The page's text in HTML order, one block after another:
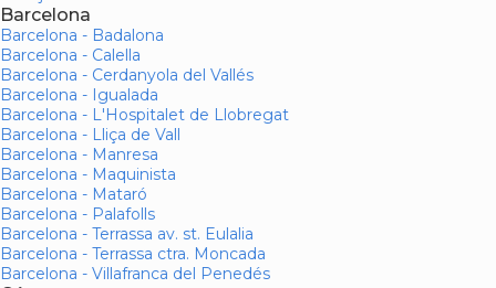
Barcelona
Barcelona - Badalona
Barcelona - Calella
Barcelona - Cerdanyola del Vallés
Barcelona - Igualada
Barcelona - L'Hospitalet de Llobregat
Barcelona - Lliça de Vall
Barcelona - Manresa
Barcelona - Maquinista
Barcelona - Mataró
Barcelona - Palafolls
Barcelona - Terrassa av. st. Eulalia
Barcelona - Terrassa ctra. Moncada
Barcelona - Villafranca del Penedés